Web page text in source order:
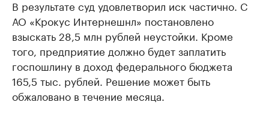
В результате суд удовлетворил иск частично. С
АО «Крокус Интернешнл» постановлено
взыскать 28,5 млн рублей неустойки. Кроме
того, предприятие должно будет заплатить
госпошлину в доход федерального бюджета
165,5 тыс. рублей. Решение может быть
обжаловано в течение месяца.